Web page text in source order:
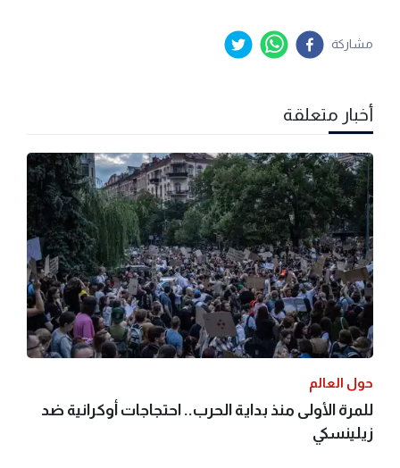
مشاركة
أخبار متعلقة
حول العالم
للمرة الأولى منذ بداية الحرب.. احتجاجات أوكرانية ضد
زيلينسكي